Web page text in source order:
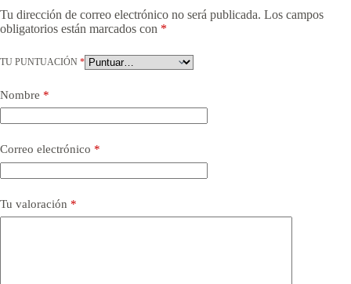
Tu dirección de correo electrónico no será publicada. Los campos
obligatorios están marcados con *
TU PUNTUACIÓN *
Nombre *
Correo electrónico *
Tu valoración *